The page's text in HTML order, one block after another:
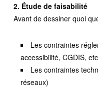
2. Étude de faisabilité
Avant de dessiner quoi
Les contraintes
accessibilité, CGDIS,
Les contraintes
réseaux)